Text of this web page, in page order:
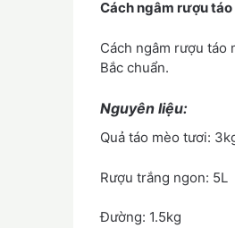
Cách ngâm rượu táo
Cách ngâm rượu táo
Bắc chuẩn.
Nguyên liệu:
Quả táo mèo tươi:
Rượu trắng ngon: 5L
Đường: 1.5kg